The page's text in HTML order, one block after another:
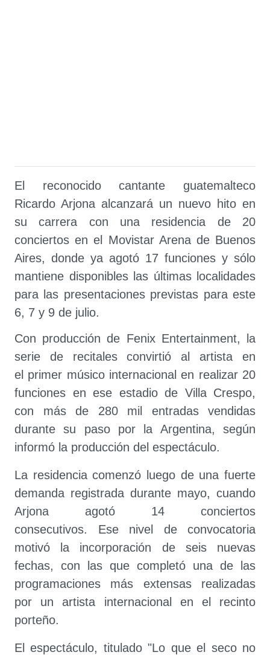
El reconocido cantante guatemalteco
Ricardo Arjona alcanzará un nuevo hito en
su carrera con una residencia de 20
conciertos en el Movistar Arena de Buenos
Aires, donde ya agotó 17 funciones y sólo
mantiene disponibles las últimas localidades
para las presentaciones previstas para este
6, 7 y 9 de julio.
Con producción de Fenix Entertainment, la
serie de recitales convirtió al artista en
el primer músico internacional en realizar 20
funciones en ese estadio de Villa Crespo,
con más de 280 mil entradas vendidas
durante su paso por la Argentina, según
informó la producción del espectáculo.
La residencia comenzó luego de una fuerte
demanda registrada durante mayo, cuando
Arjona agotó 14 conciertos
consecutivos. Ese nivel de convocatoria
motivó la incorporación de seis nuevas
fechas, con las que completó una de las
programaciones más extensas realizadas
por un artista internacional en el recinto
porteño.
El espectáculo, titulado "Lo que el seco no